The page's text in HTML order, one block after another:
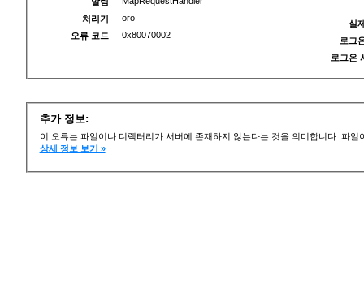
처리기
oro
오류 코드
0x80070002
실
로그
로그온
추가 정보:
이 오류는 파일이나 디렉터리가 서버에 존재하지 않는다는 것을 의미합니다. 파
상세 정보 보기 »